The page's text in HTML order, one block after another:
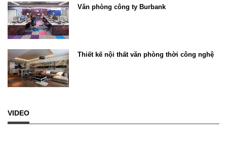
Văn phòng công ty Burbank
Thiết kế nội thất văn phòng thời công nghệ
VIDEO